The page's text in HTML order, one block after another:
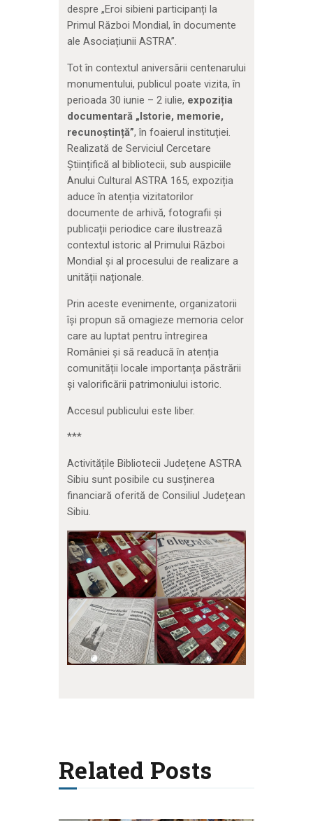
despre „Eroi sibieni participanți la
Primul Război Mondial, în documente
ale Asociațiunii ASTRA”.
Tot în contextul aniversării centenarului
monumentului, publicul poate vizita, în
perioada 30 iunie – 2 iulie, expoziția
documentară „Istorie, memorie,
recunoștință”, în foaierul instituției.
Realizată de Serviciul Cercetare
Științifică al bibliotecii, sub auspiciile
Anului Cultural ASTRA 165, expoziția
aduce în atenția vizitatorilor
documente de arhivă, fotografii și
publicații periodice care ilustrează
contextul istoric al Primului Război
Mondial și al procesului de realizare a
unității naționale.
Prin aceste evenimente, organizatorii
își propun să omagieze memoria celor
care au luptat pentru întregirea
României și să readucă în atenția
comunității locale importanța păstrării
și valorificării patrimoniului istoric.
Accesul publicului este liber.
***
Activitățile Bibliotecii Județene ASTRA
Sibiu sunt posibile cu susținerea
financiară oferită de Consiliul Județean
Sibiu.
Related Posts